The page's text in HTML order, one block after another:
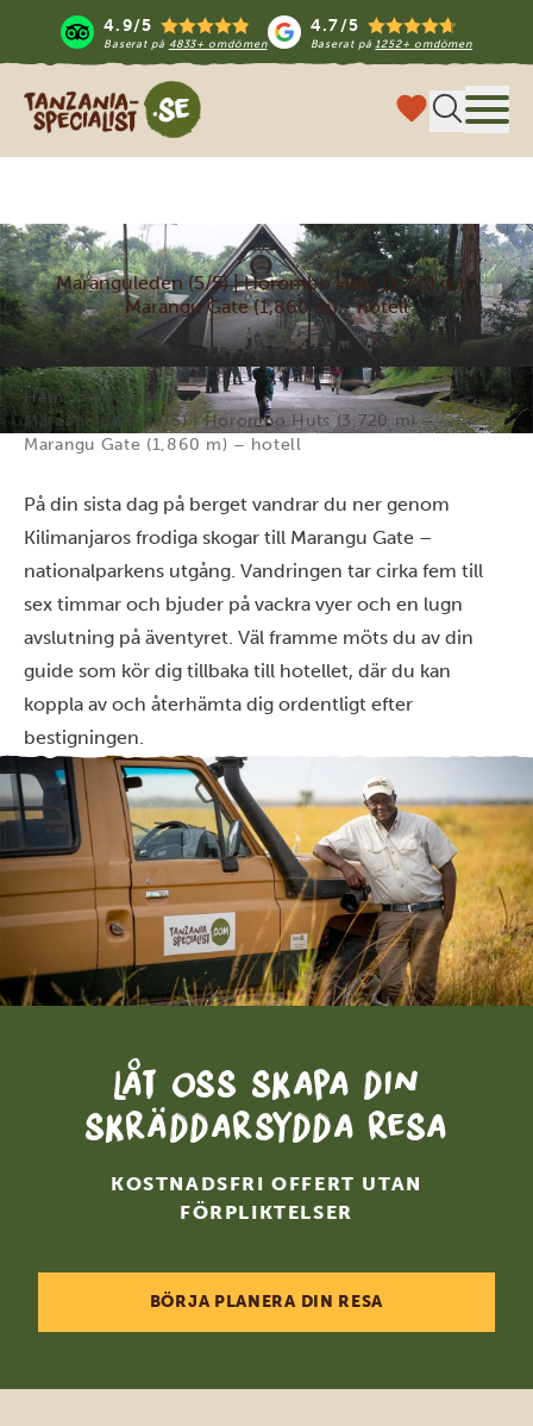
4.9/5
Baserat på 4833+ omdömen
4.7/5
Baserat på1252+ omdömen
Tanzania Specialist
Maranguleden (5/5) | Horombo Huts (3,720 m) -
Marangu Gate (1,860 m) - hotell
Hem
Aktiviteter
Maranguleden (5/5) | Horombo Huts (3,720 m) –
Marangu Gate (1,860 m) – hotell
På din sista dag på berget vandrar du ner genom
Kilimanjaros frodiga skogar till Marangu Gate –
nationalparkens utgång. Vandringen tar cirka fem till
sex timmar och bjuder på vackra vyer och en lugn
avslutning på äventyret. Väl framme möts du av din
guide som kör dig tillbaka till hotellet, där du kan
koppla av och återhämta dig ordentligt efter
bestigningen.
Låt oss skapa din
skräddarsydda resa
KOSTNADSFRI OFFERT UTAN
FÖRPLIKTELSER
BÖRJA PLANERA DIN RESA